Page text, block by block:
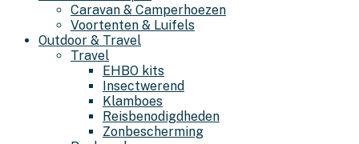
Caravan & Camperhoezen
Voortenten & Luifels
Outdoor & Travel
Travel
EHBO kits
Insectwerend
Klamboes
Reisbenodigdheden
Zonbescherming